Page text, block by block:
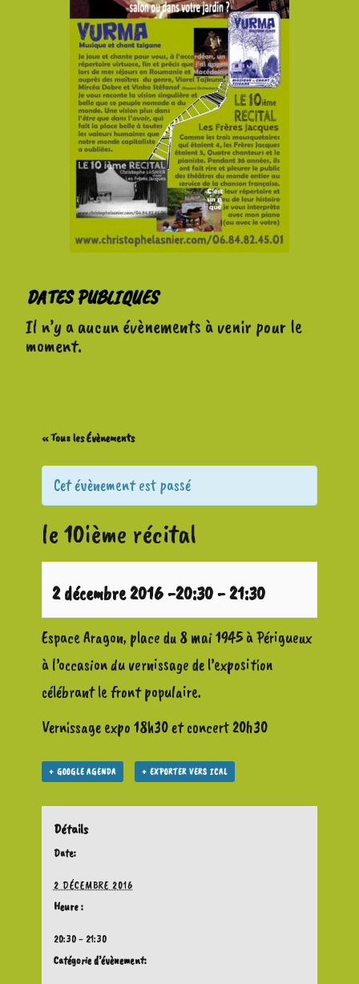
DATES PUBLIQUES
Il n’y a aucun évènements à venir pour le
moment.
« Tous les Évènements
Cet évènement est passé
le 10ième récital
2 décembre 2016 -20:30-21:30
Espace Aragon, place du 8 mai 1945 à Périgueux
à l’occasion du vernissage de l’exposition
célébrant le front populaire.
Vernissage expo 18h30 et concert 20h30
+ GOOGLE AGENDA + EXPORTER VERS ICAL
Détails
Date:
2 DÉCEMBRE 2016
Heure :
20:30 - 21:30
Catégorie d’évènement: